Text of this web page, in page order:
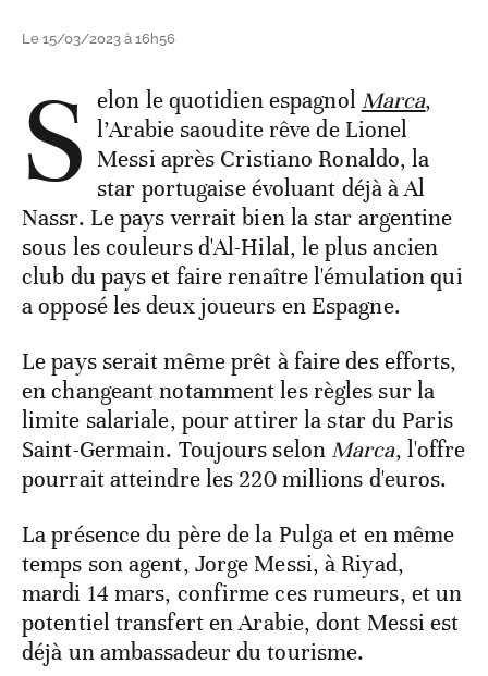
Le 15/03/2023 à 16h56
S elon le quotidien espagnol Marca,
l’Arabie saoudite rêve de Lionel
Messi après Cristiano Ronaldo, la
star portugaise évoluant déjà à Al
Nassr. Le pays verrait bien la star argentine
sous les couleurs d'Al-Hilal, le plus ancien
club du pays et faire renaître l'émulation qui
a opposé les deux joueurs en Espagne.
Le pays serait même prêt à faire des efforts,
en changeant notamment les règles sur la
limite salariale, pour attirer la star du Paris
Saint-Germain. Toujours selon Marca, l'offre
pourrait atteindre les 220 millions d'euros.
La présence du père de la Pulga et en même
temps son agent, Jorge Messi, à Riyad,
mardi 14 mars, confirme ces rumeurs, et un
potentiel transfert en Arabie, dont Messi est
déjà un ambassadeur du tourisme.